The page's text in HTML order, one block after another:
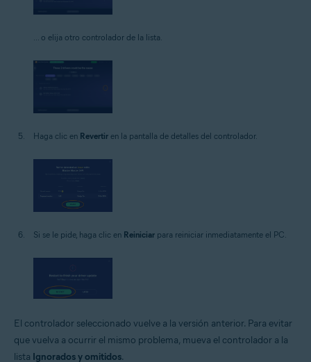
... o elija otro controlador de la lista.
Haga clic en Revertir en la pantalla de detalles del controlador.
Si se le pide, haga clic en Reiniciar para reiniciar inmediatamente el PC.
El controlador seleccionado vuelve a la versión anterior. Para evitar
que vuelva a ocurrir el mismo problema, mueva el controlador a la
lista Ignorados y omitidos.